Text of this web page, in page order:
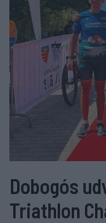
Dobogós
Triathlon